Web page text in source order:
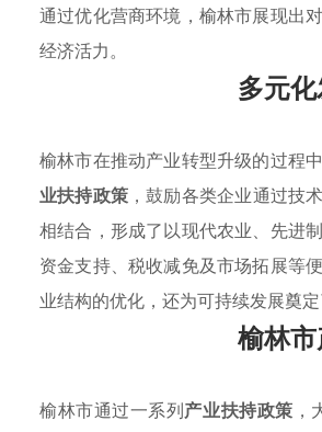
通过优化营商环境，榆林市展现出
经济活力。
多元
榆林市在推动产业转型升级的过程
业扶持政策 ，鼓励各类企业通过技
相结合，形成了以现代农业、先进
资金支持、税收减免及市场拓展等
业结构的优化，还为可持续发展奠定
榆林
榆林市通过一系列产业扶持政策